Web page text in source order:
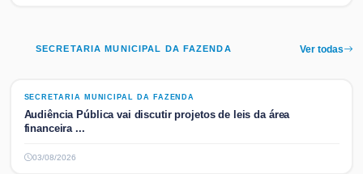
SECRETARIA MUNICIPAL DA FAZENDA Ver todas
SECRETARIA MUNICIPAL DA FAZENDA
SECRETARIA MUNICIPAL DA FAZENDA
Audiência Pública vai discutir projetos de leis da área
financeira ...
03/08/2026